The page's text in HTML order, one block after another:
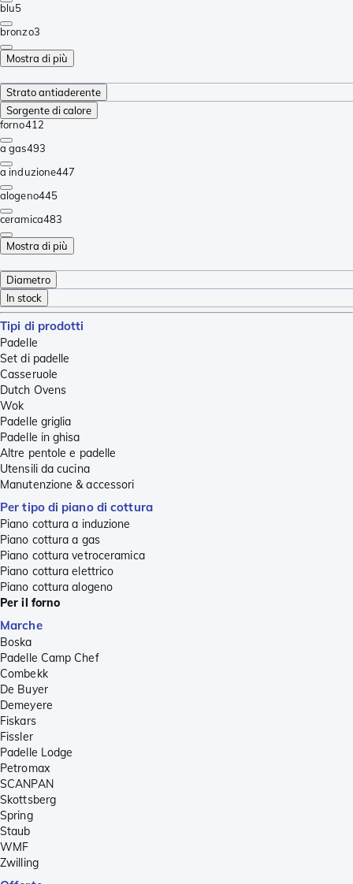
blu5
bronzo3
Mostra di più
Strato antiaderente
Sorgente di calore
forno412
a gas493
a induzione447
alogeno445
ceramica483
Mostra di più
Diametro
In stock
Tipi di prodotti
Padelle
Set di padelle
Casseruole
Dutch Ovens
Wok
Padelle griglia
Padelle in ghisa
Altre pentole e padelle
Utensili da cucina
Manutenzione & accessori
Per tipo di piano di cottura
Piano cottura a induzione
Piano cottura a gas
Piano cottura vetroceramica
Piano cottura elettrico
Piano cottura alogeno
Per il forno
Marche
Boska
Padelle Camp Chef
Combekk
De Buyer
Demeyere
Fiskars
Fissler
Padelle Lodge
Petromax
SCANPAN
Skottsberg
Spring
Staub
WMF
Zwilling